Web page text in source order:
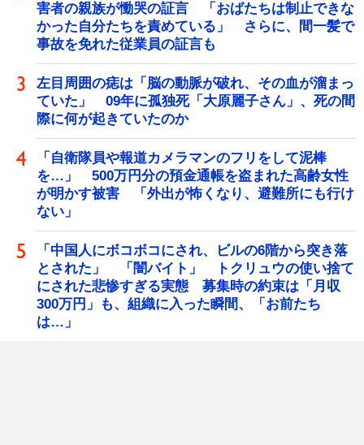
害者の親族が慟哭の証言 「おばたちは制止できな
かった自分たちを責めている」 さらに、間一髪で
事故を免れた従業員の証言も
左目周囲の痣は「脳の動脈が破れ、その血が溜まっ
ていた」 09年に孤独死「大原麗子さん」、死の間
際に何が起きていたのか
「自衛隊員や報道カメラマンのフリをして泥棒
を…」 500万円分の預金通帳を盗まれた高齢女性
が明かす被害 「外出が怖くなり、避難所にも行け
ない」
「中国人にボコボコにされ、ビルの6階から突き落
とされた」 「闇バイト」 トクリュウの使い捨て
にされた悲惨すぎる実態 募集時の約束は「月収
300万円」も、組織に入った瞬間、「お前たち
は…」